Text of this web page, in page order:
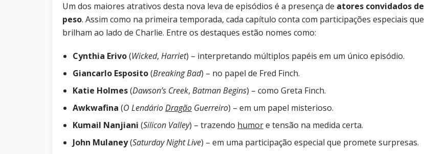
Um dos maiores atrativos desta nova leva de episódios é a presença de atores convidados de
peso. Assim como na primeira temporada, cada capítulo conta com participações especiais que
brilham ao lado de Charlie. Entre os destaques estão nomes como:
Cynthia Erivo(Wicked, Harriet) – interpretando múltiplos papéis em um único episódio.
Giancarlo Esposito(Breaking Bad) – no papel de Fred Finch.
Katie Holmes(Dawson’s Creek, Batman Begins) – como Greta Finch.
Awkwafina (O LendárioDragão Guerreiro) – em um papel misterioso.
Kumail Nanjiani (Silicon Valley) – trazendo humore tensão na medida certa.
John Mulaney(Saturday Night Live) – em uma participação especial que promete surpresas.